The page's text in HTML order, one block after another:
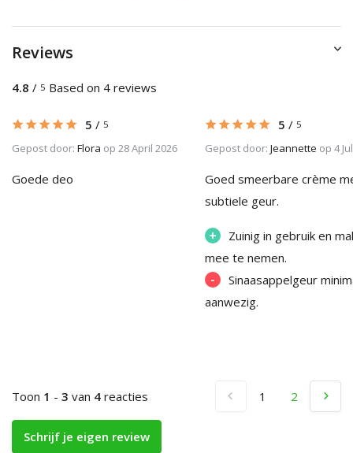
Reviews
4.8 / 5 Based on 4 reviews
5 / 5
Gepost door: Flora op 28 April 2026
Goede deo
5 / 5
Gepost door: Jeannette op 4
Goed smeerbare crème
subtiele geur.
+
Zuinig in gebruik en
mee te nemen.
-
Sinaasappelgeur
aanwezig.
Toon 1 - 3 van 4 reacties 1 2
Schrijf je eigen review